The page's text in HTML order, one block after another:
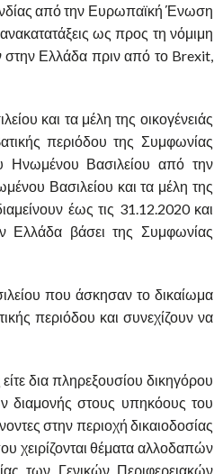
από την Ευρωπαϊκή Ένωση
ως προς τη νόμιμη
στην Ελλάδα πριν από το Brexit,
και τα μέλη της οικογένειάς
περιόδου της Συμφωνίας
Βασιλείου από την
Βασιλείου και τα μέλη της
έως τις 31.12.2020 και
Ελλάδα βάσει της Συμφωνίας
που άσκησαν το δικαίωμα
περιόδου και συνεχίζουν να
δια πληρεξουσίου δικηγόρου
διαμονής στους υπηκόους του
στην περιοχή δικαιοδοσίας
χειρίζονται θέματα αλλοδαπών
των Γενικών Περιφερειακών